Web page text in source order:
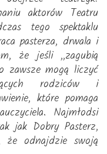
aktorów Teatru
tego spektaklu
pasterza, drwala i
że jeśli ,,zagubią
zawsze mogą liczyć
rodziców i
które pomaga
Najmłodsi
jak Dobry Pasterz,
że odnajdzie swoją